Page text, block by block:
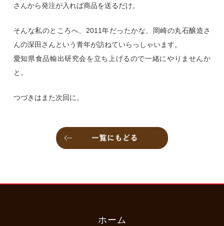
さんから発注が入れば商品を送るだけ。
そんな私のところへ、2011年だったかな、岡崎の丸石醸造さ
んの深田さんという青年が訪ねていらっしゃいます。
愛知県食品輸出研究会を立ち上げるので一緒にやりませんか
と。
つづきはまた次回に。
ホーム